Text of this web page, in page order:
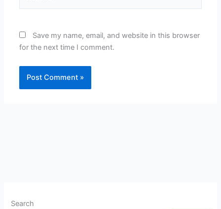
Save my name, email, and website in this browser
for the next time I comment.
Search